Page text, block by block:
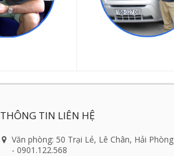
THÔNG TIN LIÊN HỆ
Văn phòng: 50 Trại Lẻ, Lê Chân, Hải Phòng
- 0901.122.568